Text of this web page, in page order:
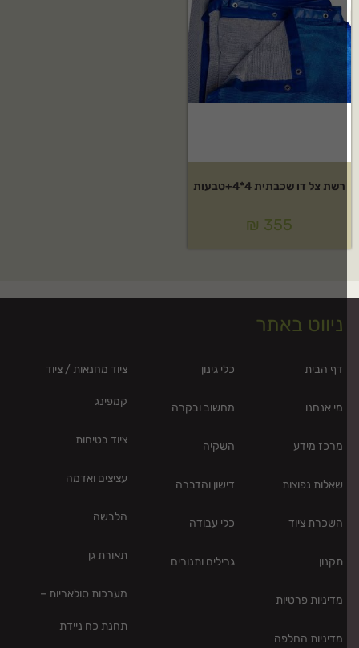
רשת צל דו שכבתית 4*4+טבעות
₪355
ניווט באתר
דף הבית
מי אנחנו
מרכז מידע
שאלות נפוצות
השכרת ציוד
תקנון
מדיניות פרטיות
מדיניות החלפה
כלי גינון
מחשוב ובקרה
השקיה
דישון והדברה
כלי עבודה
גרילים ותנורים
ציוד מחנאות / ציוד
קמפינג
ציוד בטיחות
עציצים ואדמה
הלבשה
תאורת גן
מערכות סולאריות –
תחנת כח ניידת